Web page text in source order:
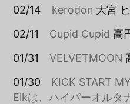
02/14 kerodon 大宮
02/11 Cupid Cupid 高
01/31VELVETMOON
01/30 KICK START
Elkは、ハイパーオルタ